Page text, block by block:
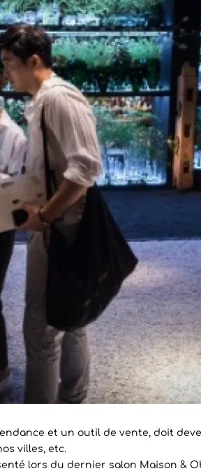
et un outil de vente, doit
villes, etc.
lors du dernier salon Maison &